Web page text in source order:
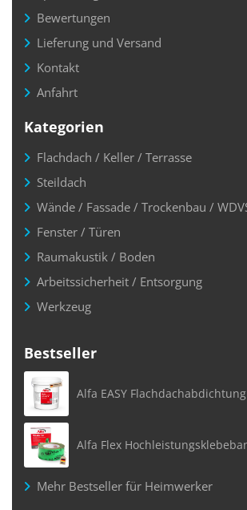
Bewertungen
Lieferung und Versand
Kontakt
Anfahrt
Kategorien
Flachdach / Keller / Terrasse
Steildach
Wände / Fassade / Trockenbau /
Fenster / Türen
Raumakustik / Boden
Arbeitssicherheit / Entsorgung
Werkzeug
Bestseller
Alfa EASY
Alfa Flex
Mehr Bestseller für Heimwerker